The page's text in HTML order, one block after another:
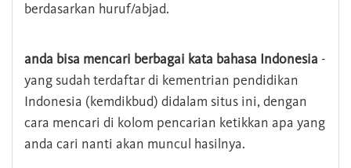
berdasarkan huruf/abjad.
anda bisa mencari berbagai kata bahasa Indonesia -
yang sudah terdaftar di kementrian pendidikan
Indonesia (kemdikbud) didalam situs ini, dengan
cara mencari di kolom pencarian ketikkan apa yang
anda cari nanti akan muncul hasilnya.